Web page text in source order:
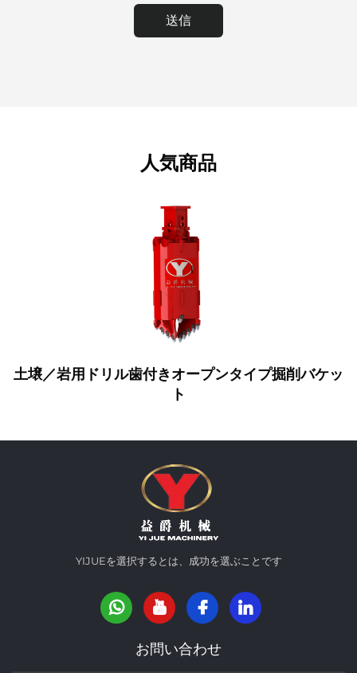
送信
人気商品
ル歯付きオープンタイプ掘削バケッ
イージ
YIJUEを選択するとは、成功を選ぶことです
お問い合わせ